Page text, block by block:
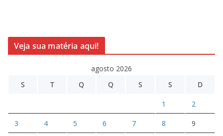
Veja sua matéria aqui!
agosto 2026
S
T Q Q S S D
1 2
3 4 5 6 7 8 9